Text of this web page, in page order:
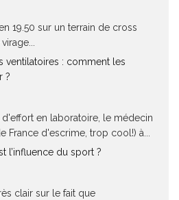
19.50 sur un terrain de cross
ventilatoires : comment les
?
d'effort en laboratoire, le médecin
France d'escrime, trop cool!) à...
l’influence du sport ?
clair sur le fait que